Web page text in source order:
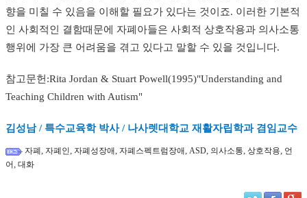
향을 미칠 수 있음을 이해할 필요가 있다는 것이죠. 이러한 기본적
인 사회적인 결함때문에 자폐아들은 사회적 상호작용과 의사소통
행위에 가장 큰 어려움을 겪고 있다고 말할 수 있을 것입니다.
참고문헌:Rita Jordan & Stuart Powell​(1995)"Understanding and
Teaching Children with Autism"
김성남 / 특수교육학 박사 / 나사렛대학교 재활자립학과 겸임교수
자폐 , 자폐인, 자폐성장애, 자폐스펙트럼장애, ASD, 의사소통, 상호작용, 언
어, 대화